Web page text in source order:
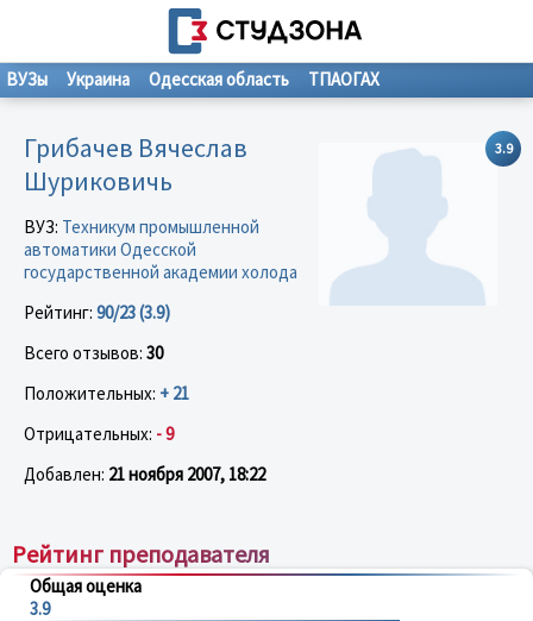
ВУЗы Украина Одесская область ТПАОГАХ
3.9
Грибачев Вячеслав
Шуриковичь
ВУЗ: Техникум промышленной
автоматики Одесской
государственной академии холода
Рейтинг: 90/23 (3.9)
Всего отзывов: 30
Положительных: + 21
Отрицательных: - 9
Добавлен: 21 ноября 2007, 18:22
Рейтинг преподавателя
Общая оценка
3.9